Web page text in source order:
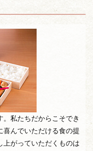
私たちだからこそでき
喜んでいただける食の提
上がっていただくものは